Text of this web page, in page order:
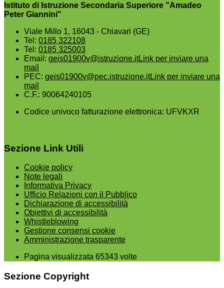
Istituto di Istruzione Secondaria Superiore "Amadeo
Peter Giannini"
Viale Millo 1, 16043 - Chiavari (GE)
Tel: 0185 322108
Tel: 0185 325003
Email: geis01900v@istruzione.itLink per inviare una
mail
PEC: geis01900v@pec.istruzione.itLink per inviare una
mail
C.F.: 90064240105
Codice univoco fatturazione elettronica: UFVKXR
Sezione Link Utili
Cookie policy
Note legali
Informativa Privacy
Ufficio Relazioni con il Pubblico
Dichiarazione di accessibilità
Obiettivi di accessibilità
Whistleblowing
Gestione consensi cookie
Amministrazione trasparente
Pagina visualizzata 65343 volte
Sezione Copyright